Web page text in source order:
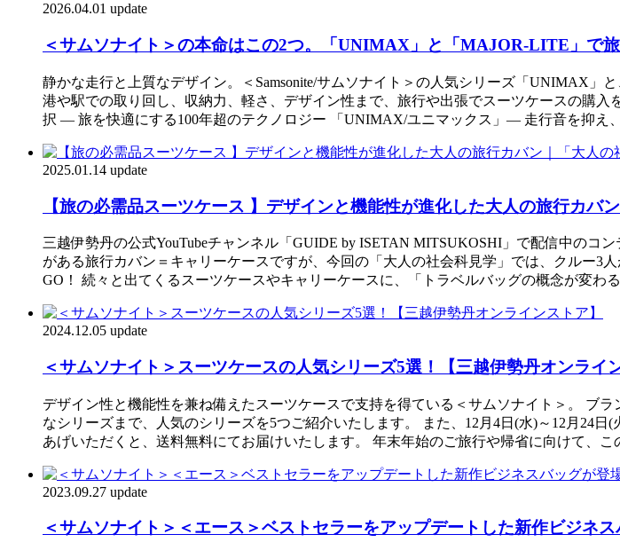
2026.04.01 update
＜サムソナイト＞の本命はこの2つ。「UNIMAX」と「MAJOR-LITE」で旅
静かな走行と上質なデザイン。＜Samsonite/サムソナイト＞の人気シリーズ「UNIMAX」
港や駅での取り回し、収納力、軽さ、デザイン性まで、旅行や出張でスーツケースの購
択 — 旅を快適にする100年超のテクノロジー 「UNIMAX/ユニマックス」— 走行音を抑え
2025.01.14 update
【旅の必需品スーツケース 】デザインと機能性が進化した大人の旅行カバ
三越伊勢丹の公式YouTubeチャンネル「GUIDE by ISETAN MITSUKOSHI」で配信中の
がある旅行カバン＝キャリーケースですが、今回の「大人の社会科見学」では、クルー3
GO！ 続々と出てくるスーツケースやキャリーケースに、「トラベルバッグの概念が変
2024.12.05 update
＜サムソナイト＞スーツケースの人気シリーズ5選！【三越伊勢丹オンライ
デザイン性と機能性を兼ね備えたスーツケースで支持を得ている＜サムソナイト＞。 ブ
なシリーズまで、人気のシリーズを5つご紹介いたします。 また、12月4日(水)～12月24
あげいただくと、送料無料にてお届けいたします。 年末年始のご旅行や帰省に向けて、
2023.09.27 update
＜サムソナイト＞＜エース＞ベストセラーをアップデートした新作ビジネ